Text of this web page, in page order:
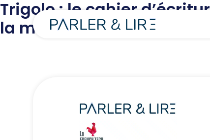
Trigolo : le cahier
la maternelle